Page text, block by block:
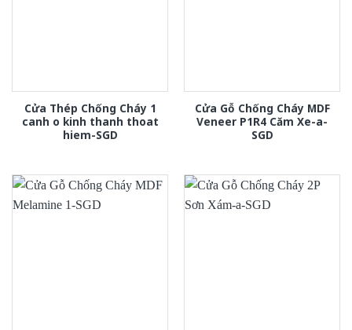
Cửa Thép Chống Cháy 1
canh o kinh thanh thoat
hiem-SGD
Cửa Gỗ Chống Cháy MDF
Veneer P1R4 Căm Xe-a-
SGD